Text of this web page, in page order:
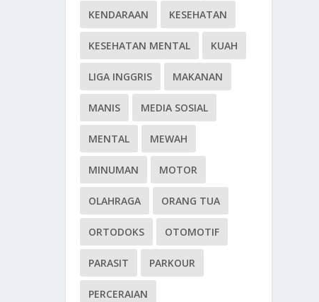
KENDARAAN KESEHATAN
KESEHATAN MENTAL KUAH
LIGA INGGRIS MAKANAN
MANIS MEDIA SOSIAL
MENTAL MEWAH
MINUMAN MOTOR
OLAHRAGA ORANG TUA
ORTODOKS OTOMOTIF
PARASIT PARKOUR
PERCERAIAN